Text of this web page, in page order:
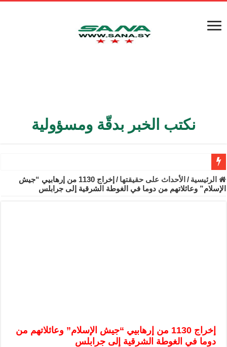
نكتب الخبر بدقّة ومسؤولية
الأمن الداخلي يعثر على مقبرة جماعية في ريف اللاذقية تضم 9 جثامين
الوزير الشيباني يبحث في باريس تعزيز الاستقرار في سوريا
سوريا تبحث مع الإيسيسكو التعاون في البحث العلمي وحماية التراث
الرئيسية / الأحداث على حقيقتها /
إخراج 1130 من إرهابيي “جيش
الإسلام” وعائلاتهم من دوما في الغوطة الشرقية إلى جرابلس
إخراج 1130 من إرهابيي “جيش الإسلام” وعائلاتهم من
دوما في الغوطة الشرقية إلى جرابلس